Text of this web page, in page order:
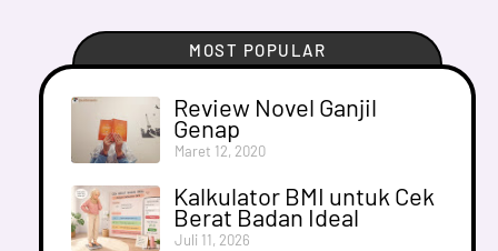
MOST POPULAR
Review Novel Ganjil
Genap
Maret 12, 2020
Kalkulator BMI untuk Cek
Berat Badan Ideal
Juli 11, 2026